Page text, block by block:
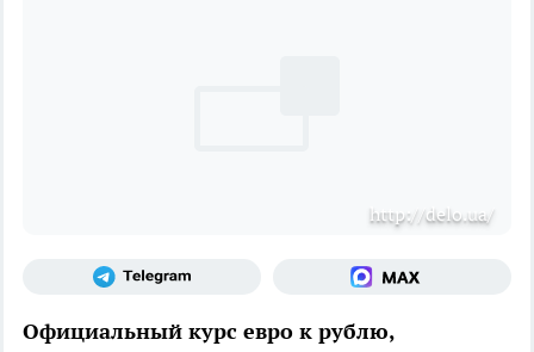
http://delo.ua/
Официальный курс евро к рублю,